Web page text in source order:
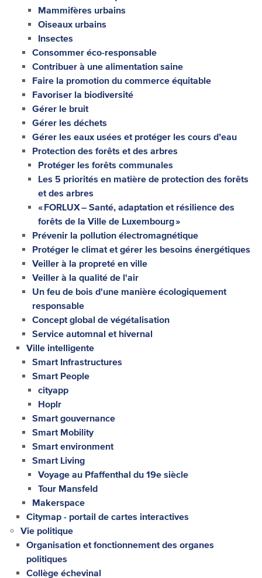
Mammifères urbains
Oiseaux urbains
Insectes
Consommer éco-responsable
Contribuer à une alimentation saine
Faire la promotion du commerce équitable
Favoriser la biodiversité
Gérer le bruit
Gérer les déchets
Gérer les eaux usées et protéger les cours d’eau
Protection des forêts et des arbres
Protéger les forêts communales
Les 5 priorités en matière de protection des forêts
et des arbres
« FORLUX – Santé, adaptation et résilience des
forêts de la Ville de Luxembourg »
Prévenir la pollution électromagnétique
Protéger le climat et gérer les besoins énergétiques
Veiller à la propreté en ville
Veiller à la qualité de l'air
Un feu de bois d'une manière écologiquement
responsable
Concept global de végétalisation
Service automnal et hivernal
Ville intelligente
Smart Infrastructures
Smart People
cityapp
Hoplr
Smart gouvernance
Smart Mobility
Smart environment
Smart Living
Voyage au Pfaffenthal du 19e siècle
Tour Mansfeld
Makerspace
Citymap - portail de cartes interactives
Vie politique
Organisation et fonctionnement des organes
politiques
Collège échevinal